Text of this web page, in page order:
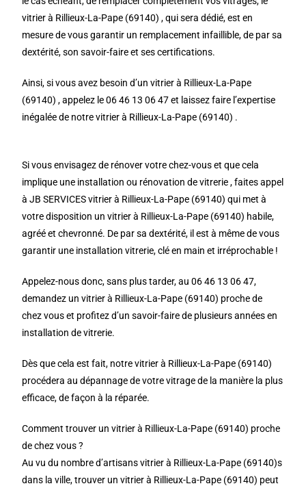
vitrier à Rillieux-La-Pape (69140) , qui sera dédié, est en
mesure de vous garantir un remplacement infaillible, de par sa
dextérité, son savoir-faire et ses certifications.
Ainsi, si vous avez besoin d’un vitrier à Rillieux-La-Pape
(69140) , appelez le 06 46 13 06 47 et laissez faire l’expertise
inégalée de notre vitrier à Rillieux-La-Pape (69140) .
Si vous envisagez de rénover votre chez-vous et que cela
implique une installation ou rénovation de vitrerie , faites appel
à JB SERVICES vitrier à Rillieux-La-Pape (69140) qui met à
votre disposition un vitrier à Rillieux-La-Pape (69140) habile,
agréé et chevronné. De par sa dextérité, il est à même de vous
garantir une installation vitrerie, clé en main et irréprochable !
Appelez-nous donc, sans plus tarder, au 06 46 13 06 47,
demandez un vitrier à Rillieux-La-Pape (69140) proche de
chez vous et profitez d’un savoir-faire de plusieurs années en
installation de vitrerie.
Dès que cela est fait, notre vitrier à Rillieux-La-Pape (69140)
procédera au dépannage de votre vitrage de la manière la plus
efficace, de façon à la réparée.
Comment trouver un vitrier à Rillieux-La-Pape (69140) proche
de chez vous ?
Au vu du nombre d’artisans vitrier à Rillieux-La-Pape (69140)s
dans la ville, trouver un vitrier à Rillieux-La-Pape (69140) peut